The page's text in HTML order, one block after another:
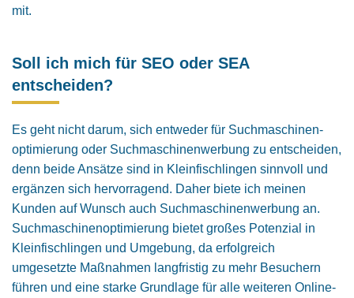
mit.
Soll ich mich für SEO oder SEA
entscheiden?
Es geht nicht darum, sich entweder für Suchmaschinen­
optimierung oder Suchmaschinenwerbung zu entscheiden,
denn beide Ansätze sind in Kleinfischlingen sinnvoll und
ergänzen sich hervorragend. Daher biete ich meinen
Kunden auf Wunsch auch Suchmaschinenwerbung an.
Suchmaschinen­optimierung bietet großes Potenzial in
Kleinfischlingen und Umgebung, da erfolgreich
umgesetzte Maßnahmen langfristig zu mehr Besuchern
führen und eine starke Grundlage für alle weiteren Online-